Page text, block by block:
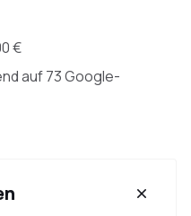
€
auf 73 Google-